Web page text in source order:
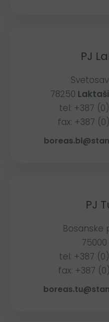
PJ
78250
tel: +387
fax: +387
PJ
Bosanske
75000
tel: +387
fax: +387